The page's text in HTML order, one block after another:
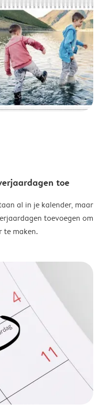
toe
al in je kalender, maar
toevoegen om
te maken.